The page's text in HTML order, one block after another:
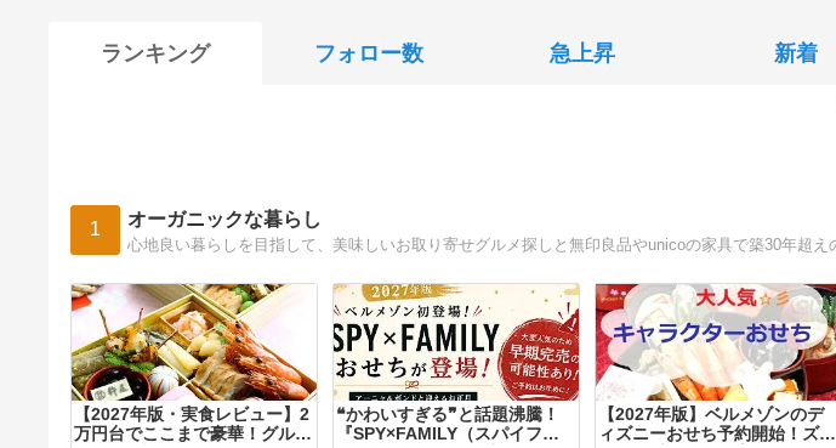
ランキング フォロー数 急上昇 新着
1 オーガニックな暮らし
【2027年版・実食レビュー】2
万円台でここまで豪華！グルメ
❝かわいすぎる❞と話題沸騰！
『SPY×FAMILY（スパイファ
【2027年版】ベルメゾンのデ
ィズニーおせち予約開始！ズー